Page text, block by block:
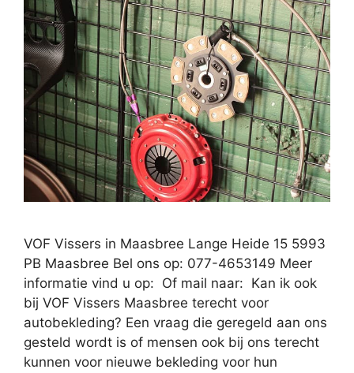
VOF Vissers in Maasbree Lange Heide 15 5993
PB Maasbree Bel ons op: 077-4653149 Meer
informatie vind u op: Of mail naar: Kan ik ook
bij VOF Vissers Maasbree terecht voor
autobekleding? Een vraag die geregeld aan ons
gesteld wordt is of mensen ook bij ons terecht
kunnen voor nieuwe bekleding voor hun